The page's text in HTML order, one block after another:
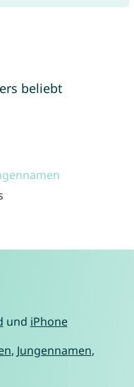
beliebt
und iPhone
, Jungennamen,